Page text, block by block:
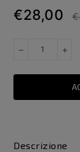
€28,00
Descrizione